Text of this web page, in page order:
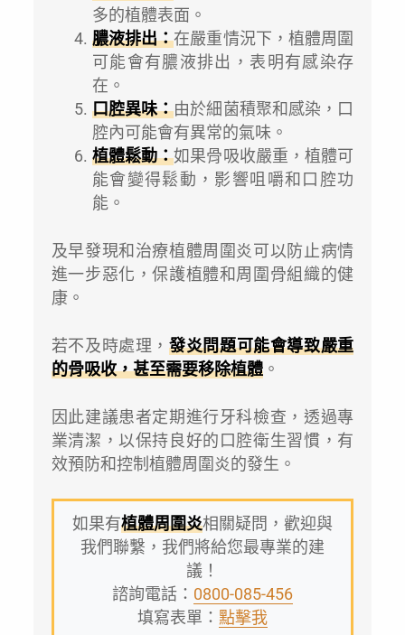
多的植體表面。
膿液排出：在嚴重情況下，植體周圍
可能會有膿液排出，表明有感染存
在。
口腔異味：由於細菌積聚和感染，口
腔內可能會有異常的氣味。
植體鬆動：如果骨吸收嚴重，植體可
能會變得鬆動，影響咀嚼和口腔功
能。
及早發現和治療植體周圍炎可以防止病情
進一步惡化，保護植體和周圍骨組織的健
康。
若不及時處理，發炎問題可能會導致嚴重
的骨吸收，甚至需要移除植體。
因此建議患者定期進行牙科檢查，透過專
業清潔，以保持良好的口腔衛生習慣，有
效預防和控制植體周圍炎的發生。
如果有植體周圍炎相關疑問，歡迎與
我們聯繫，我們將給您最專業的建
議！
諮詢電話： 0800-085-456
填寫表單： 點擊我